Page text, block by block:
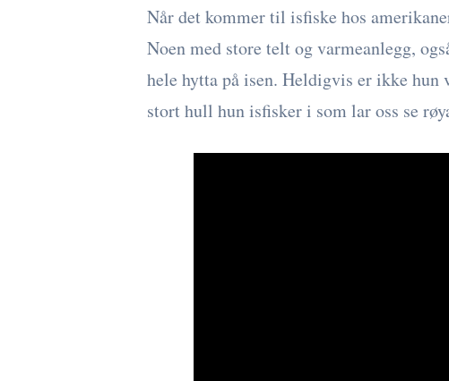
Når det kommer til isfiske hos
Noen med store telt og varmeanlegg,
hele hytta på isen. Heldigvis er ikke
stort hull hun isfisker i som lar oss se